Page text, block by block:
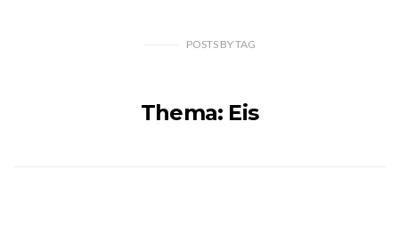
POSTS BYTAG
Thema: Eis